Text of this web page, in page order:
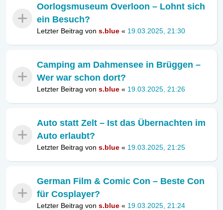
Oorlogsmuseum Overloon – Lohnt sich
ein Besuch?
Letzter Beitrag von s.blue « 19.03.2025, 21:30
Camping am Dahmensee in Brüggen –
Wer war schon dort?
Letzter Beitrag von s.blue « 19.03.2025, 21:26
Auto statt Zelt – Ist das Übernachten im
Auto erlaubt?
Letzter Beitrag von s.blue « 19.03.2025, 21:25
German Film & Comic Con – Beste Con
für Cosplayer?
Letzter Beitrag von s.blue « 19.03.2025, 21:24